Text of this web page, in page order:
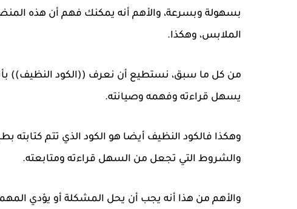
بسهولة وبسرعة، والأهم أنه يمكنك فهم أن هذه
الملابس، وهكذا.
من كل ما سبق، نستطيع أن نعرف ((الكود النظيف))
يسهل قراءته وفهمه وصيانته.
وهكذا فالكود النظيف أيضا هو الكود الذي تتم كتابته
والشروط التي تجعل من السهل قراءته ومتابعته.
والأهم من هذا أنه يجب أن يحل المشكلة أو يؤدي